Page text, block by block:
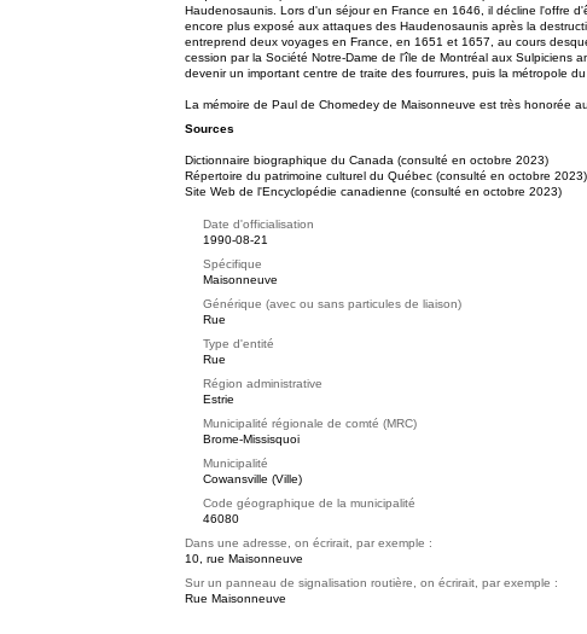
Haudenosaunis. Lors d'un séjour en France en 1646, il décline l'offre
encore plus exposé aux attaques des Haudenosaunis après la
entreprend deux voyages en France, en 1651 et 1657, au cours
cession par la Société Notre-Dame de l'île de Montréal aux Sulpiciens
devenir un important centre de traite des fourrures, puis la métropole
La mémoire de Paul de Chomedey de Maisonneuve est très honorée
Sources
Dictionnaire biographique du Canada (consulté en octobre 2023)
Répertoire du patrimoine culturel du Québec (consulté en octobre 2023)
Site Web de l'Encyclopédie canadienne (consulté en octobre 2023)
Date d'officialisation
1990-08-21
Spécifique
Maisonneuve
Générique (avec ou sans particules de liaison)
Rue
Type d'entité
Rue
Région administrative
Estrie
Municipalité régionale de comté (MRC)
Brome-Missisquoi
Municipalité
Cowansville (Ville)
Code géographique de la municipalité
46080
Dans une adresse, on écrirait, par exemple :
10, rue Maisonneuve
Sur un panneau de signalisation routière, on écrirait, par exemple :
Rue Maisonneuve